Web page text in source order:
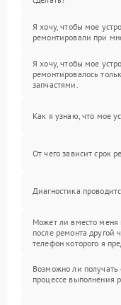
Я хочу, чтобы мое
ремонтировали при
Я хочу, чтобы мое
ремонтировалось
запчастями.
Как я узнаю, что мое
От чего зависит срок
Диагностика
Может ли вместо меня
после ремонта другой
телефон которого я
Возможно ли получать
процессе выполнения